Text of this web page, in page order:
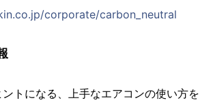
corporate/carbon_neutral
トになる、上手なエアコンの使い方を